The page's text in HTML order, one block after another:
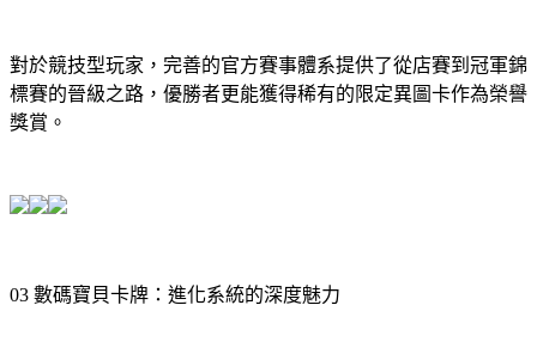
對於競技型玩家，完善的官方賽事體系提供了從店賽到冠軍錦
標賽的晉級之路，優勝者更能獲得稀有的限定異圖卡作為榮譽
獎賞。
03 數碼寶貝卡牌：進化系統的深度魅力